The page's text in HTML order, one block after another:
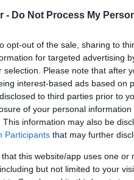
- Do Not Process My
opt-out of the sale, sharing to
for targeted advertising
selection. Please note that after
interest-based ads based on
to third parties prior to
of your personal
This information may also be
Participants that may further
that this website/app uses one
but not limited to your
φτιαγμένο για να
επανασυστήνει με
τη μοναδική
στα ψυγεία
Ελλάδα.
Newsκαι μάθετε